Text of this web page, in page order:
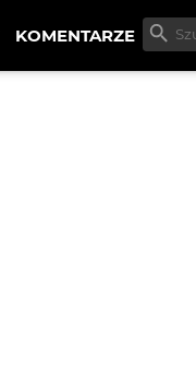
KOMENTARZE